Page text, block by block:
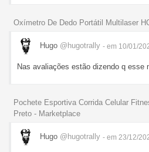
Oxímetro De Dedo Portátil Multilaser
Hugo @hugotrally - em 10/01/
Nas avaliações estão dizendo q esse
Pochete Esportiva Corrida Celular
Preto - Marketplace
Hugo @hugotrally - em 23/12/